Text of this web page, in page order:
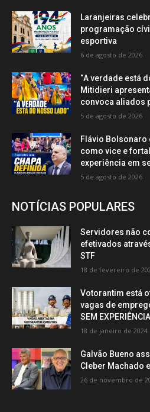
Laranjeiras
programação
esportiva
6 de agosto de 2026
“A verdade está
Mitidieri
convoca aliados
5 de agosto de 2026
Flávio Bolsonaro
como vice e
experiência em
5 de agosto de 2026
NOTÍCIAS POPULARES
Servidores não
efetivados
STF
18 de fevereiro de
Votorantim está
vagas de
SEM
18 de janeiro de 2024
Galvão Bueno
Cleber Machado
26 de novembro de